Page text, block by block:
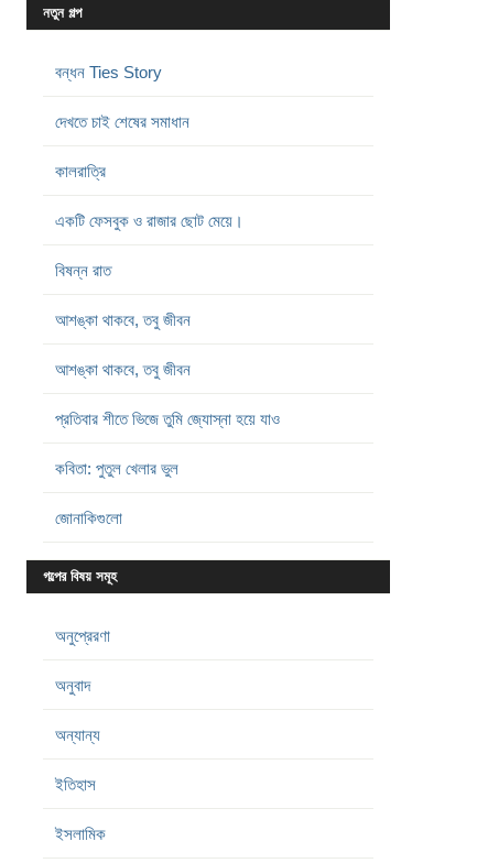
নতুন গল্প
বন্ধন Ties Story
দেখতে চাই শেষের সমাধান
কালরাত্রি
একটি ফেসবুক ও রাজার ছোট মেয়ে।
বিষন্ন রাত
আশঙ্কা থাকবে, তবু জীবন
আশঙ্কা থাকবে, তবু জীবন
প্রতিবার শীতে ভিজে তুমি জ্যোস্না হয়ে যাও
কবিতা: পুতুল খেলার ভুল
জোনাকিগুলো
গল্পের বিষয় সমূহ
অনুপ্রেরণা
অনুবাদ
অন্যান্য
ইতিহাস
ইসলামিক